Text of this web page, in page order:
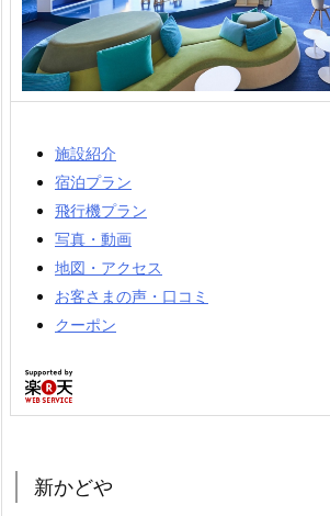
施設紹介
宿泊プラン
飛行機プラン
写真・動画
地図・アクセス
お客さまの声・口コミ
クーポン
新かどや